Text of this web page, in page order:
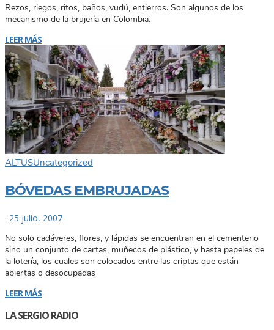
Rezos, riegos, ritos, baños, vudú, entierros. Son algunos de los
mecanismo de la brujería en Colombia.
LEER MÁS
ALTUSUncategorized
BÓVEDAS EMBRUJADAS
· 25 julio, 2007
No solo cadáveres, flores, y lápidas se encuentran en el cementerio
sino un conjunto de cartas, muñecos de plástico, y hasta papeles de
la lotería, los cuales son colocados entre las criptas que están
abiertas o desocupadas
LEER MÁS
LA SERGIO RADIO